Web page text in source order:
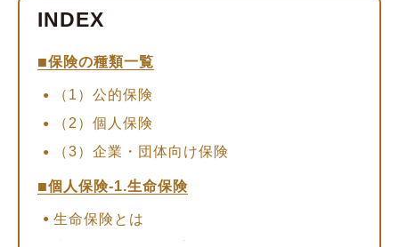
保険の種類一覧
（1）公的保険
（2）個人保険
（3）企業・団体向け保険
個人保険-1.生命保険
生命保険とは